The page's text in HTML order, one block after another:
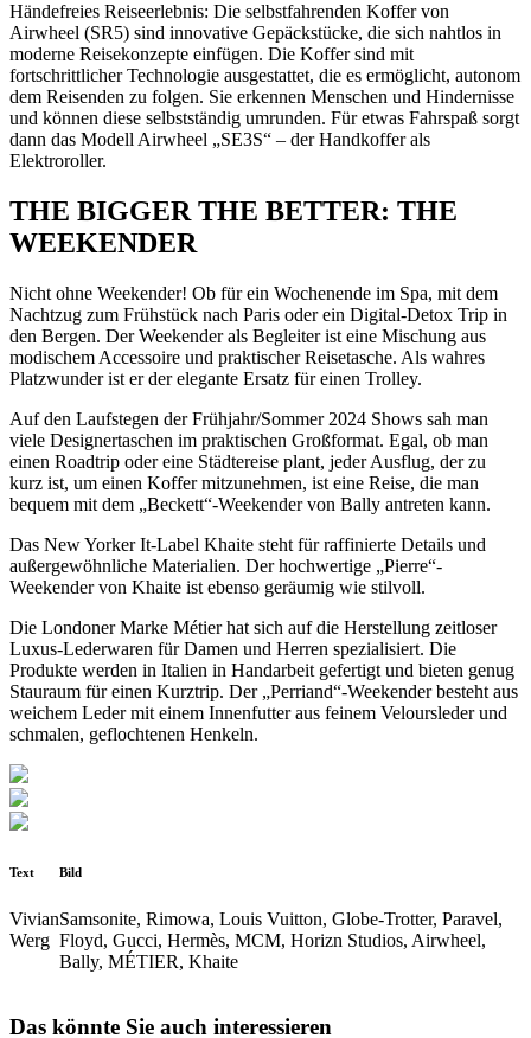
Händefreies Reiseerlebnis: Die selbstfahrenden Koffer von
Airwheel (SR5) sind innovative Gepäckstücke, die sich nahtlos in
moderne Reisekonzepte einfügen. Die Koffer sind mit
fortschrittlicher Technologie ausgestattet, die es ermöglicht, autonom
dem Reisenden zu folgen. Sie erkennen Menschen und Hindernisse
und können diese selbstständig umrunden. Für etwas Fahrspaß sorgt
dann das Modell Airwheel „SE3S“ – der Handkoffer als
Elektroroller.
THE BIGGER THE BETTER: THE
WEEKENDER
Nicht ohne Weekender! Ob für ein Wochenende im Spa, mit dem
Nachtzug zum Frühstück nach Paris oder ein Digital-Detox Trip in
den Bergen. Der Weekender als Begleiter ist eine Mischung aus
modischem Accessoire und praktischer Reisetasche. Als wahres
Platzwunder ist er der elegante Ersatz für einen Trolley.
Auf den Laufstegen der Frühjahr/Sommer 2024 Shows sah man
viele Designertaschen im praktischen Großformat. Egal, ob man
einen Roadtrip oder eine Städtereise plant, jeder Ausflug, der zu
kurz ist, um einen Koffer mitzunehmen, ist eine Reise, die man
bequem mit dem „Beckett“-Weekender von Bally antreten kann.
Das New Yorker It-Label Khaite steht für raffinierte Details und
außergewöhnliche Materialien. Der hochwertige „Pierre“-
Weekender von Khaite ist ebenso geräumig wie stilvoll.
Die Londoner Marke Métier hat sich auf die Herstellung zeitloser
Luxus-Lederwaren für Damen und Herren spezialisiert. Die
Produkte werden in Italien in Handarbeit gefertigt und bieten genug
Stauraum für einen Kurztrip. Der „Perriand“-Weekender besteht aus
weichem Leder mit einem Innenfutter aus feinem Veloursleder und
schmalen, geflochtenen Henkeln.
Text
Vivian
Werg
Bild
Samsonite, Rimowa, Louis Vuitton, Globe-Trotter, Paravel,
Floyd, Gucci, Hermès, MCM, Horizn Studios, Airwheel,
Bally, MÉTIER, Khaite
Das könnte Sie auch interessieren